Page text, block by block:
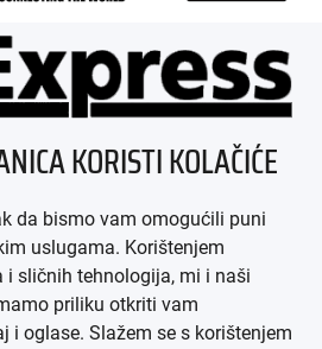
ÜBER UNS
AGB
KORISTI KOLAČIĆE
da bismo vam omogućili puni
uslugama. Korištenjem
i sličnih tehnologija, mi i naši
priliku otkriti vam
i oglase. Slažem se s korištenjem